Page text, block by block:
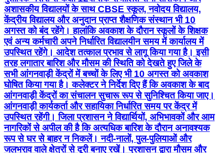
अशासकीय विद्यालयों के साथ CBSE स्कूल, नवोदय विद्यालय,
केंद्रीय विद्यालय और अनुदान प्राप्त शैक्षणिक संस्थान भी 10
अगस्त को बंद रहेंगे। हालांकि अवकाश के दौरान स्कूलों के शिक्षक
एवं अन्य कर्मचारी अपने निर्धारित विद्यालयीन समय में कार्यालय में
उपस्थित रहेंगे। आदेश तत्काल प्रभाव से लागू किया गया है। इसी
तरह लगातार बारिश और मौसम की स्थिति को देखते हुए जिले के
सभी आंगनवाड़ी केंद्रों में बच्चों के लिए भी 10 अगस्त को अवकाश
घोषित किया गया है। कलेक्टर ने निर्देश दिए हैं कि अवकाश के बाद
आंगनवाड़ी केंद्रों का संचालन सुचारू रूप से सुनिश्चित किया जाए।
आंगनवाड़ी कार्यकर्ता और सहायिका निर्धारित समय पर केंद्र में
उपस्थित रहेंगी। जिला प्रशासन ने विद्यार्थियों, अभिभावकों और आम
नागरिकों से अपील की है कि अत्यधिक बारिश के दौरान अनावश्यक
रूप से घर से बाहर न निकलें। नदी-नालों, पुल-पुलियाओं और
जलभराव वाले क्षेत्रों से दूरी बनाए रखें। प्रशासन द्वारा मौसम और